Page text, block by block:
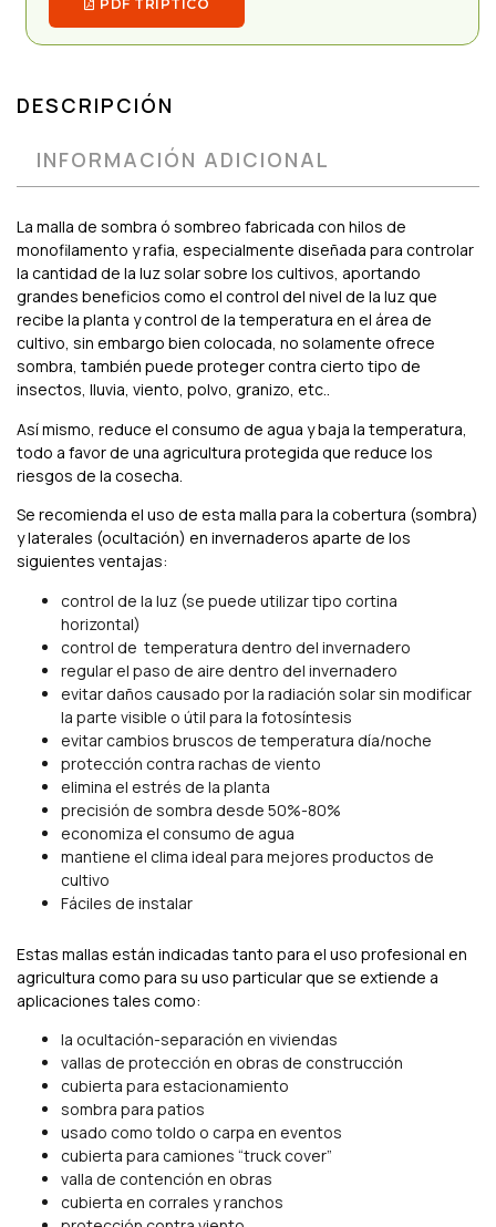
PDF TRÍPTICO
DESCRIPCIÓN
INFORMACIÓN ADICIONAL
La malla de sombra ó sombreo fabricada con hilos de
monofilamento y rafia, especialmente diseñada para controlar
la cantidad de la luz solar sobre los cultivos, aportando
grandes beneficios como el control del nivel de la luz que
recibe la planta y control de la temperatura en el área de
cultivo, sin embargo bien colocada, no solamente ofrece
sombra, también puede proteger contra cierto tipo de
insectos, lluvia, viento, polvo, granizo, etc..
Así mismo, reduce el consumo de agua y baja la temperatura,
todo a favor de una agricultura protegida que reduce los
riesgos de la cosecha.
Se recomienda el uso de esta malla para la cobertura (sombra)
y laterales (ocultación) en invernaderos aparte de los
siguientes ventajas:
control de la luz (se puede utilizar tipo cortina
horizontal)
control de temperatura dentro del invernadero
regular el paso de aire dentro del invernadero
evitar daños causado por la radiación solar sin modificar
la parte visible o útil para la fotosíntesis
evitar cambios bruscos de temperatura día/noche
protección contra rachas de viento
elimina el estrés de la planta
precisión de sombra desde 50%-80%
economiza el consumo de agua
mantiene el clima ideal para mejores productos de
cultivo
Fáciles de instalar
Estas mallas están indicadas tanto para el uso profesional en
agricultura como para su uso particular que se extiende a
aplicaciones tales como:
la ocultación-separación en viviendas
vallas de protección en obras de construcción
cubierta para estacionamiento
sombra para patios
usado como toldo o carpa en eventos
cubierta para camiones “truck cover”
valla de contención en obras
cubierta en corrales y ranchos